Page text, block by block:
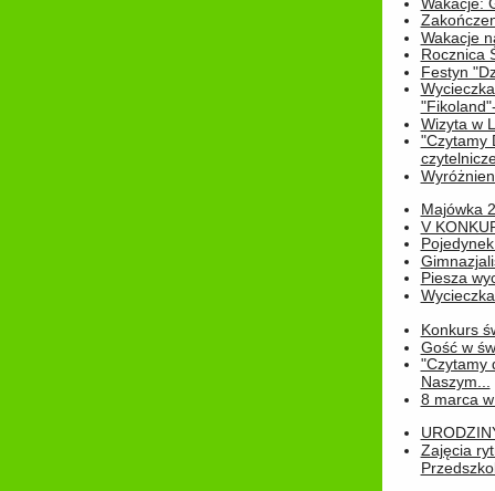
Wakacje
Rocznica
Festyn
Wizyta w
"Czytamy
Majówka
V
Piesza
Konkurs
Gość w
"Czytamy
Naszym...
8 marca
Zajęcia